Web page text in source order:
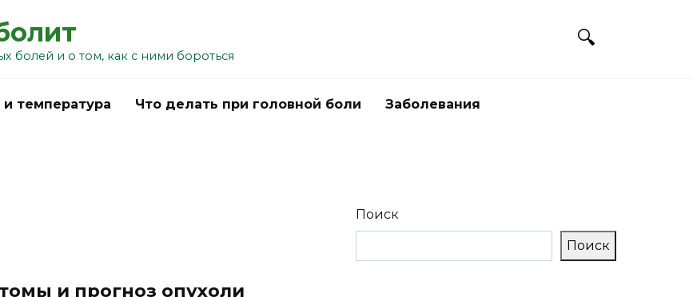
болей и о том, как с ними бороться
температура Что делать при головной боли Заболевания
и прогноз опухоли
Поиск
Поиск